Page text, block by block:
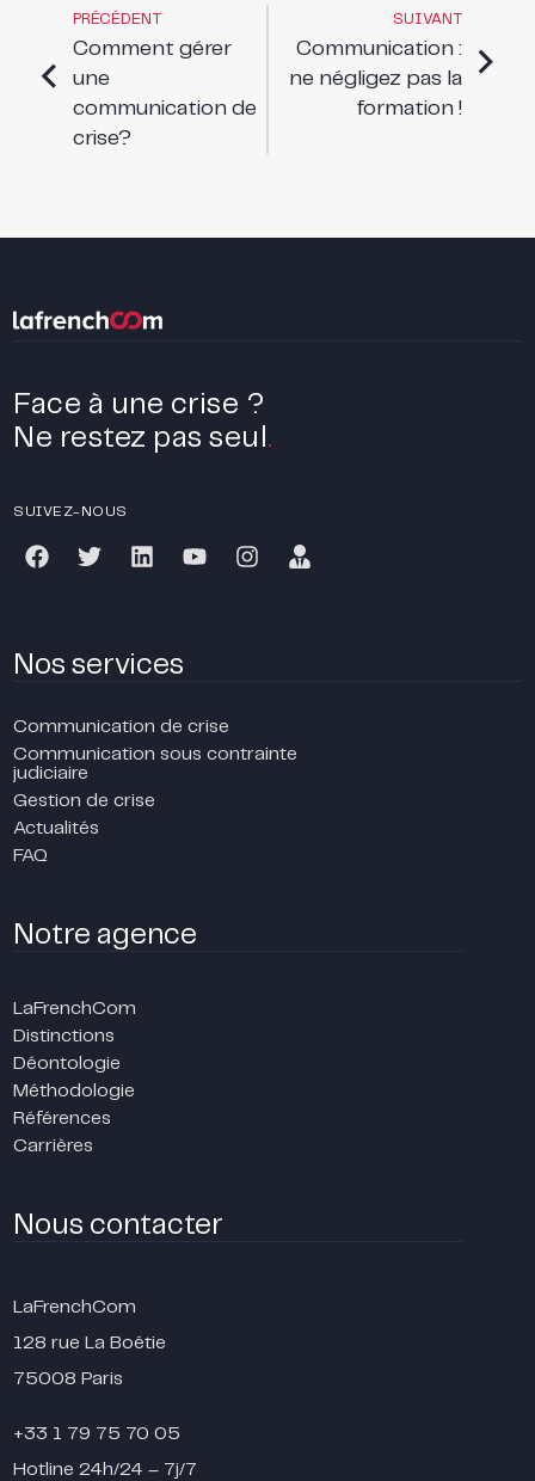
PRÉCÉDENT
Comment gérer
une
communication de
crise?
SUIVANT
Communication :
ne négligez pas la
formation !
Face à une crise ?
Ne restez pas seul .
SUIVEZ-NOUS
Nos services
Communication de crise
Communication sous contrainte
judiciaire
Gestion de crise
Actualités
FAQ
Notre agence
LaFrenchCom
Distinctions
Déontologie
Méthodologie
Références
Carrières
Nous contacter
LaFrenchCom
128 rue La Boétie
75008 Paris
+33 1 79 75 70 05
Hotline 24h/24 – 7j/7